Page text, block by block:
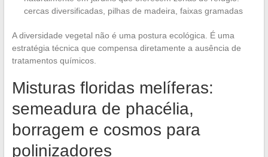
cercas diversificadas, pilhas de madeira, faixas gramadas
A diversidade vegetal não é uma postura ecológica. É uma
estratégia técnica que compensa diretamente a ausência de
tratamentos químicos.
Misturas floridas melíferas:
semeadura de phacélia,
borragem e cosmos para
polinizadores